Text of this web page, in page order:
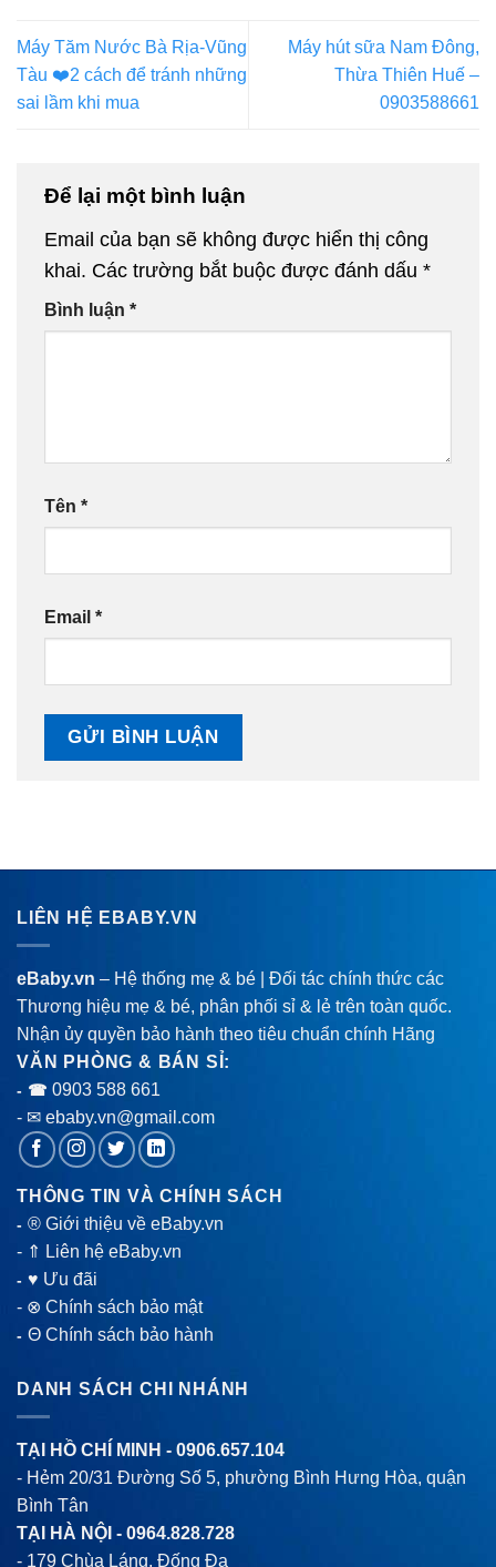
Máy Tăm Nước Bà Rịa-Vũng
Tàu ❤️️2 cách để tránh những
sai lầm khi mua
Máy hút sữa Nam Đông,
Thừa Thiên Huế –
0903588661
Để lại một bình luận
Email của bạn sẽ không được hiển thị công
khai. Các trường bắt buộc được đánh dấu *
Bình luận *
Tên *
Email *
LIÊN HỆ EBABY.VN
eBaby.vn – Hệ thống mẹ & bé | Đối tác chính thức các
Thương hiệu mẹ & bé, phân phối sỉ & lẻ trên toàn quốc.
Nhận ủy quyền bảo hành theo tiêu chuẩn chính Hãng
VĂN PHÒNG & BÁN SỈ:
- ☎ 0903 588 661
- ✉ ebaby.vn@gmail.com
THÔNG TIN VÀ CHÍNH SÁCH
-® Giới thiệu về eBaby.vn
- ⇑ Liên hệ eBaby.vn
-♥ Ưu đãi
- ⊗ Chính sách bảo mật
-Θ Chính sách bảo hành
DANH SÁCH CHI NHÁNH
TẠI HỒ CHÍ MINH - 0906.657.104
- Hẻm 20/31 Đường Số 5, phường Bình Hưng Hòa, quận
Bình Tân
TẠI HÀ NỘI - 0964.828.728
- 179 Chùa Láng, Đống Đa